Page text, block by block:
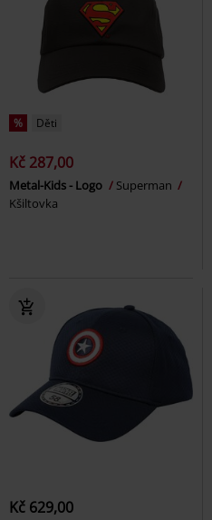
% Děti
Kč 287,00
Metal-Kids - Logo
Superman
Kšiltovka
Kč 629,00